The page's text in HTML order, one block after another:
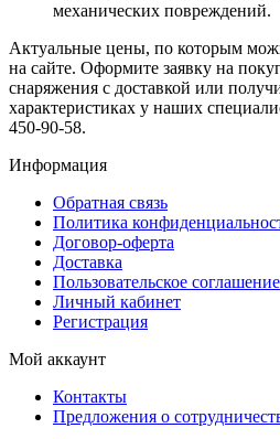
механических повреждений.
Актуальные цены, по которым
на сайте. Оформите заявку на
снаряжения с доставкой или
характеристиках у наших
450-90-58.
Информация
Обратная связь
Политика
Договор-оферта
Доставка
Пользовательское соглашение
Личный кабинет
Регистрация
Мой аккаунт
Контакты
Предложения о